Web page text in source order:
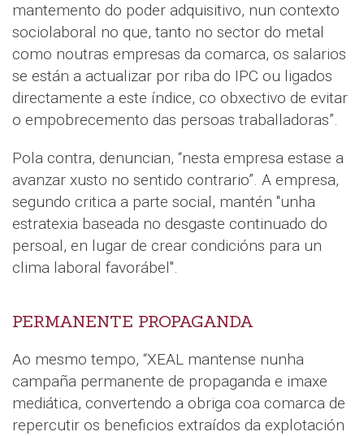
mantemento do poder adquisitivo, nun contexto
sociolaboral no que, tanto no sector do metal
como noutras empresas da comarca, os salarios
se están a actualizar por riba do IPC ou ligados
directamente a este índice, co obxectivo de evitar
o empobrecemento das persoas traballadoras”.
Pola contra, denuncian, “nesta empresa estase a
avanzar xusto no sentido contrario”. A empresa,
segundo critica a parte social, mantén "unha
estratexia baseada no desgaste continuado do
persoal, en lugar de crear condicións para un
clima laboral favorábel".
PERMANENTE PROPAGANDA
Ao mesmo tempo, “XEAL mantense nunha
campaña permanente de propaganda e imaxe
mediática, convertendo a obriga coa comarca de
repercutir os beneficios extraídos da explotación